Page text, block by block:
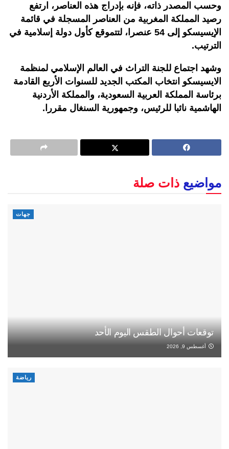
وحسب المصدر ذاته، فإنه بإدراج هذه العناصر، ارتفع
رصيد المملكة المغربية من العناصر المسجلة في قائمة
الإيسيسكو إلى 54 عنصرا، لتتموقع كأول دولة إسلامية في
الترتيب.
وشهد اجتماع للجنة التراث في العالم الإسلامي لمنظمة
الايسيسكو انتخاب المكتب الجديد للسنوات الأربع القادمة
برئاسة المملكة العربية السعودية، والمملكة الأردنية
الهاشمية نائبا للرئيس، وجمهورية السنغال مقررا.
مواضيع ذات صلة
جهات
توقعات أحوال الطقس اليوم الأحد
أغسطس 9, 2026
رياضة